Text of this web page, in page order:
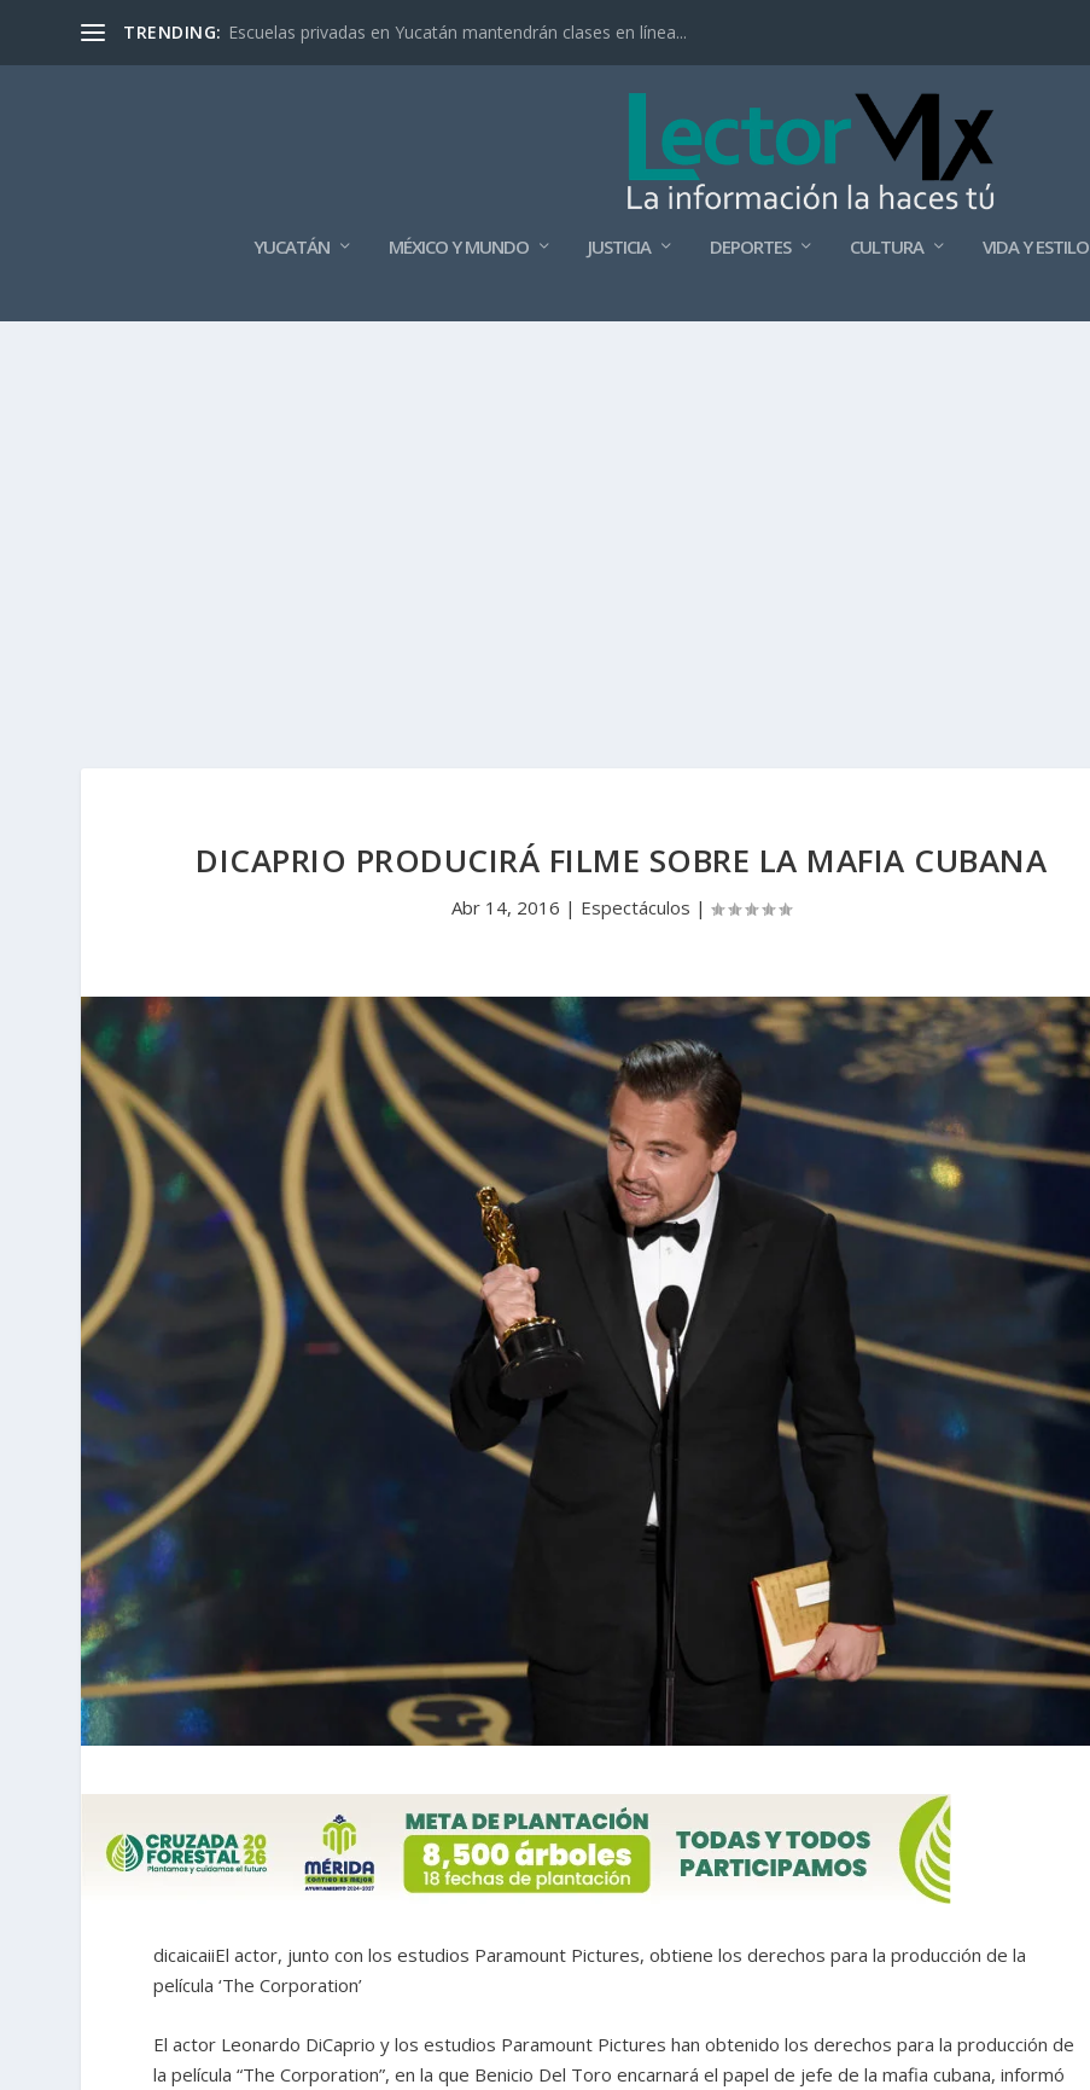
TRENDING: Escuelas privadas en Yucatán mantendrán clases en línea...
YUCATÁN MÉXICO Y MUNDO JUSTICIA DEPORTES CULTURA VIDA Y ESTILO
DICAPRIO PRODUCIRÁ FILME SOBRE LA MAFIA CUBANA
Abr 14, 2016 | Espectáculos |
dicaicaiiEl actor, junto con los estudios Paramount Pictures, obtiene los derechos para la producción de la
película ‘The Corporation’
El actor Leonardo DiCaprio y los estudios Paramount Pictures han obtenido los derechos para la producción de
la película “The Corporation”, en la que Benicio Del Toro encarnará el papel de jefe de la mafia cubana, informó